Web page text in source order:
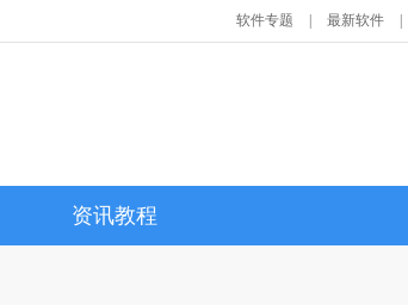
软件专题 最新软件
资讯教程